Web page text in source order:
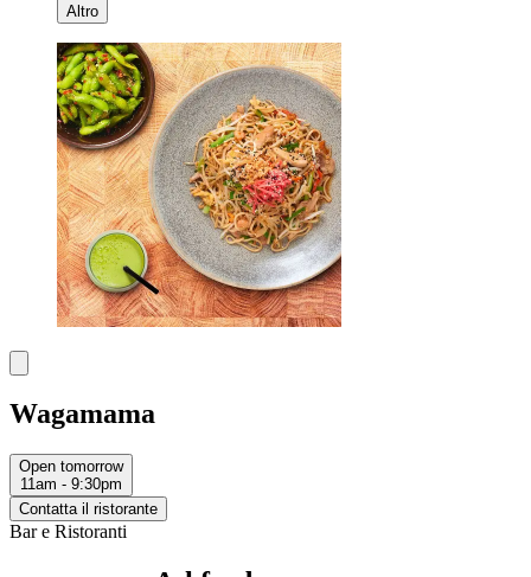
Altro
Wagamama
Open tomorrow
11am - 9:30pm
Contatta il ristorante
Bar e Ristoranti